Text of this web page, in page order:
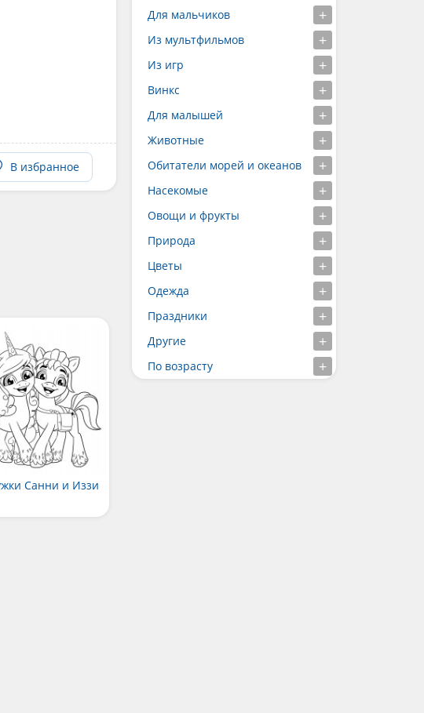
В избранное
Санни и Иззи
Для мальчиков
Из мультфильмов
Из игр
Винкс
Для малышей
Животные
Обитатели морей и океанов
Насекомые
Овощи и фрукты
Природа
Цветы
Одежда
Праздники
Другие
По возрасту